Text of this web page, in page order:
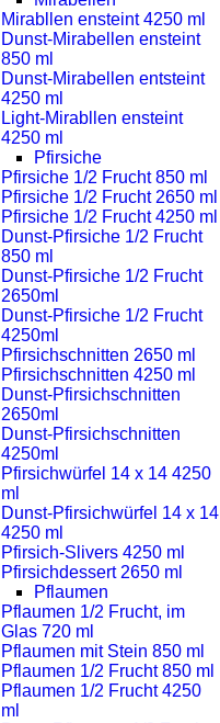
Mirabllen ensteint 4250 ml
Dunst-Mirabellen ensteint
850 ml
Dunst-Mirabellen entsteint
4250 ml
Light-Mirabllen ensteint
4250 ml
Pfirsiche
Pfirsiche 1/2 Frucht 850 ml
Pfirsiche 1/2 Frucht 2650 ml
Pfirsiche 1/2 Frucht 4250 ml
Dunst-Pfirsiche 1/2 Frucht
850 ml
Dunst-Pfirsiche 1/2 Frucht
2650ml
Dunst-Pfirsiche 1/2 Frucht
4250ml
Pfirsichschnitten 2650 ml
Pfirsichschnitten 4250 ml
Dunst-Pfirsichschnitten
2650ml
Dunst-Pfirsichschnitten
4250ml
Pfirsichwürfel 14 x 14 4250
ml
Dunst-Pfirsichwürfel 14 x 14
4250 ml
Pfirsich-Slivers 4250 ml
Pfirsichdessert 2650 ml
Pflaumen
Pflaumen 1/2 Frucht, im
Glas 720 ml
Pflaumen mit Stein 850 ml
Pflaumen 1/2 Frucht 850 ml
Pflaumen 1/2 Frucht 4250
ml